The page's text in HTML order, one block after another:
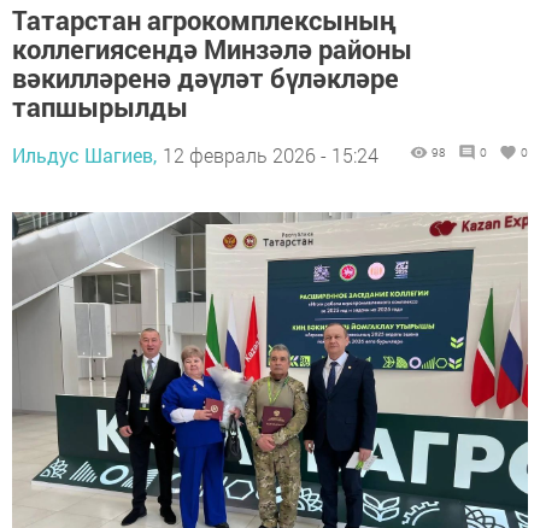
Татарстан агрокомплексының
коллегиясендә Минзәлә районы
вәкилләренә дәүләт бүләкләре
тапшырылды
Ильдус Шагиев, 12 февраль 2026 - 15:24 98 0 0